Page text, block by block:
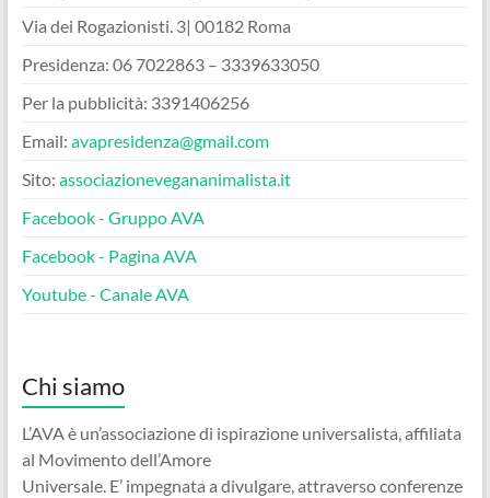
Via dei Rogazionisti. 3| 00182 Roma
Presidenza: 06 7022863 – 3339633050
Per la pubblicità: 3391406256
Email: avapresidenza@gmail.com
Sito: associazionevegananimalista.it
Facebook - Gruppo AVA
Facebook - Pagina AVA
Youtube - Canale AVA
Chi siamo
L’AVA è un’associazione di ispirazione universalista, affiliata
al Movimento dell’Amore
Universale. E’ impegnata a divulgare, attraverso conferenze